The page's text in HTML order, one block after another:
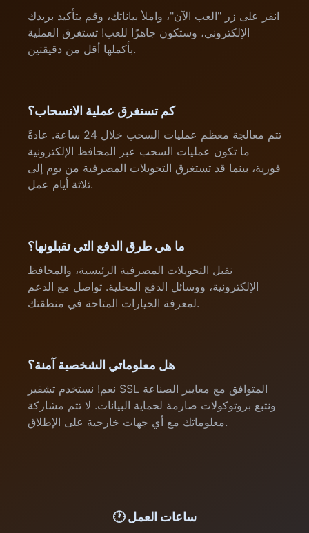
انقر على زر "العب الآن"، واملأ بياناتك، وقم بتأكيد بريدك
الإلكتروني، وستكون جاهزًا للعب! تستغرق العملية
بأكملها أقل من دقيقتين.
كم تستغرق عملية الانسحاب؟
تتم معالجة معظم عمليات السحب خلال 24 ساعة. عادةً
ما تكون عمليات السحب عبر المحافظ الإلكترونية
فورية، بينما قد تستغرق التحويلات المصرفية من يوم إلى
ثلاثة أيام عمل.
ما هي طرق الدفع التي تقبلونها؟
نقبل التحويلات المصرفية الرئيسية، والمحافظ
الإلكترونية، ووسائل الدفع المحلية. تواصل مع الدعم
لمعرفة الخيارات المتاحة في منطقتك.
هل معلوماتي الشخصية آمنة؟
نعم! نستخدم تشفير SSL المتوافق مع معايير الصناعة
ونتبع بروتوكولات صارمة لحماية البيانات. لا تتم مشاركة
معلوماتك مع أي جهات خارجية على الإطلاق.
🕐 ساعات العمل